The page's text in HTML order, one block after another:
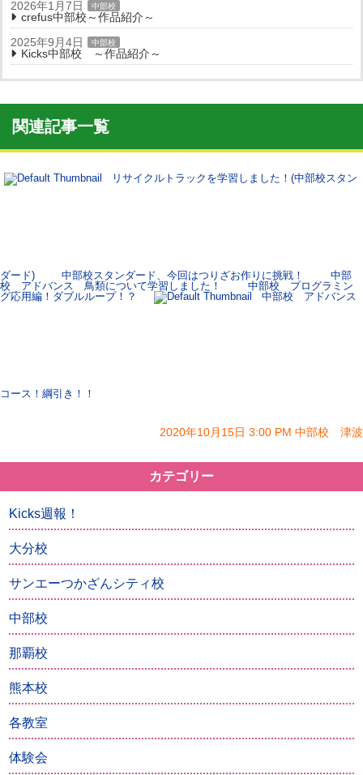
2026年1月7日 中部校
crefus中部校～作品紹介～
2025年9月4日
中部校
Kicks中部校 ～作品紹介～
関連記事一覧
リサイクルトラックを学習しました！(中部校スタン
ダード) 中部校スタンダード、今回はつりざお作りに挑戦！
中部
校 アドバンス 鳥類について学習しました！
中部校 プログラミン
グ応用編！ダブルループ！？
中部校 アドバンス
コース！綱引き！！
2020年10月15日 3:00 PM 中部校 津波
カテゴリー
Kicks週報！
大分校
サンエーつかざんシティ校
中部校
那覇校
熊本校
各教室
体験会